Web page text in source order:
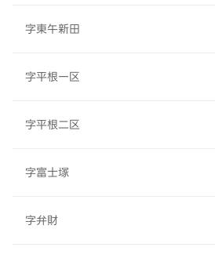
字東午新田
字平根一区
字平根二区
字富士塚
字弁財